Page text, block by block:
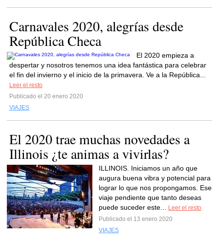
Carnavales 2020, alegrías desde
República Checa
El 2020 empieza a
despertar y nosotros tenemos una idea fantástica para celebrar
el fin del invierno y el inicio de la primavera. Ve a la República...
Leer el resto
Publicado el 20 enero 2020
VIAJES
El 2020 trae muchas novedades a
Illinois ¿te animas a vivirlas?
ILLINOIS. Iniciamos un año que
augura buena vibra y potencial para
lograr lo que nos propongamos. Ese
viaje pendiente que tanto deseas
puede suceder este...
Leer el resto
Publicado el 13 enero 2020
VIAJES